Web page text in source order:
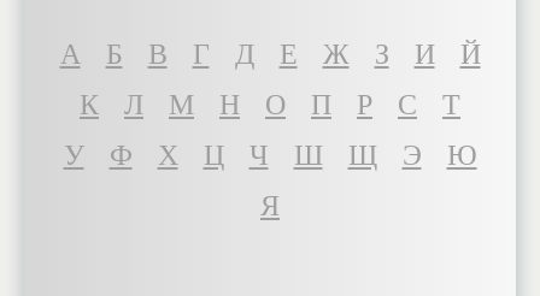
A Б В Г Д Е Ж З И
Й
К
Л М Н О П Р С
Т
У
Ф Х Ц Ч Ш Щ Э
Ю
Я